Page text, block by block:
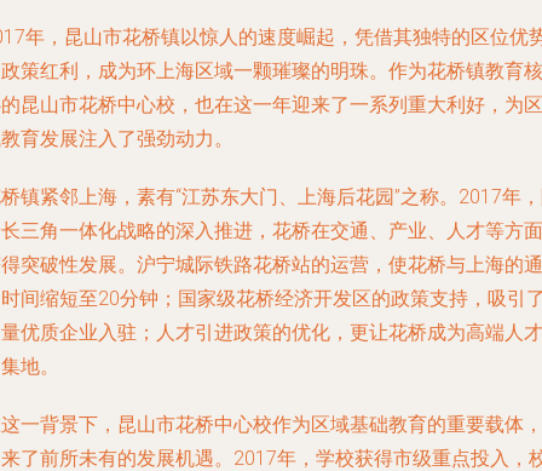
年，昆山市花桥镇以惊人的速度崛起，凭借其独特的区位优
策红利，成为环上海区域一颗璀璨的明珠。作为花桥镇教育核
昆山市花桥中心校，也在这一年迎来了一系列重大利好，为区
育发展注入了强劲动力。
镇紧邻上海，素有“江苏东大门、上海后花园”之称。2017年
三角一体化战略的深入推进，花桥在交通、产业、人才等方面
突破性发展。沪宁城际铁路花桥站的运营，使花桥与上海的通
间缩短至20分钟；国家级花桥经济开发区的政策支持，吸引
优质企业入驻；人才引进政策的优化，更让花桥成为高端人才
地。
一背景下，昆山市花桥中心校作为区域基础教育的重要载体，
了前所未有的发展机遇。2017年，学校获得市级重点投入，